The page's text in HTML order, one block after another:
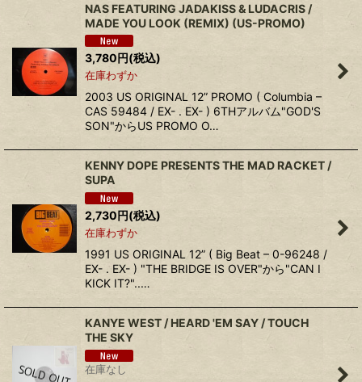
NAS FEATURING JADAKISS & LUDACRIS /
MADE YOU LOOK (REMIX) (US-PROMO)
3,780 円(税込)
在庫わずか
2003 US ORIGINAL 12” PROMO ( Columbia –
CAS 59484 / EX- . EX- ) 6THアルバム"GOD'S
SON"からUS PROMO O…
KENNY DOPE PRESENTS THE MAD RACKET /
SUPA
2,730円(税込)
在庫わずか
1991 US ORIGINAL 12” ( Big Beat – 0-96248 /
EX- . EX- ) "THE BRIDGE IS OVER"から"CAN I
KICK IT?"..…
KANYE WEST / HEARD 'EM SAY / TOUCH
THE SKY
在庫なし